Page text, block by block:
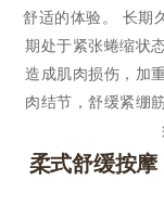
舒适的体验。 长期
期处于紧张蜷缩状
造成肌肉损伤，加
肉结节，舒缓紧绷
柔式舒缓按